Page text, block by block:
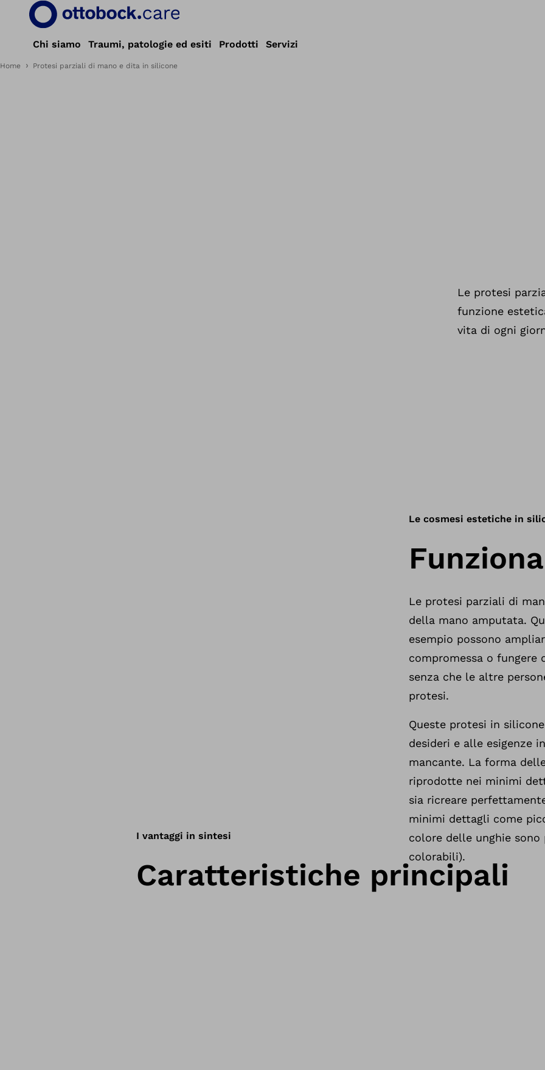
Chi siamo Traumi, patologie ed esiti Prodotti Servizi
Home Protesi parziali di mano e dita in silicone
Le cosmesi estetiche in
Le protesi parziali di
della mano amputata.
esempio possono
compromessa o
senza che le altre
protesi.
Queste protesi in
desideri e alle esigenze
mancante. La forma
riprodotte nei minimi
sia ricreare
minimi dettagli come
colore delle unghie sono
colorabili).
I vantaggi in sintesi
Caratteristiche principali